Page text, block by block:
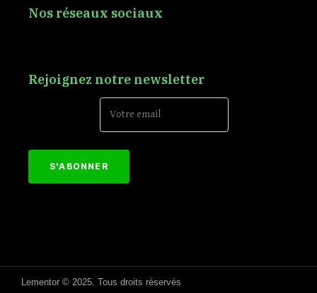
Nos réseaux sociaux
Rejoignez notre newsletter
Lementor © 2025. Tous droits réservés